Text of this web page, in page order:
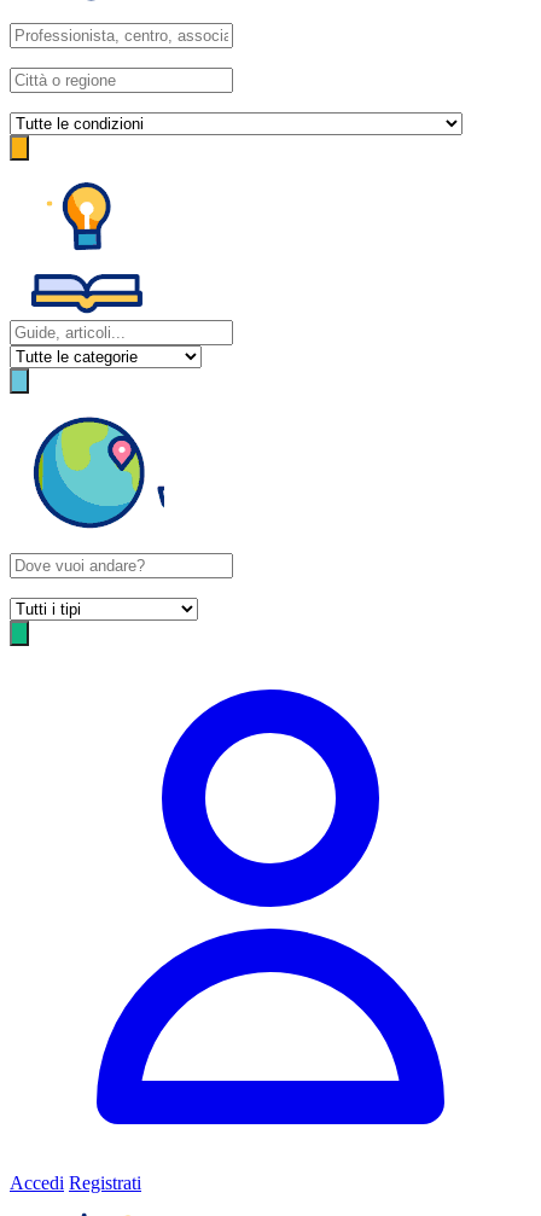
Accedi Registrati